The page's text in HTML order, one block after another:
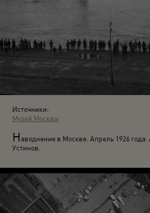
Источники:
Музей Москвы
Наводнение в Москве. Апрель 1926
Устинов.